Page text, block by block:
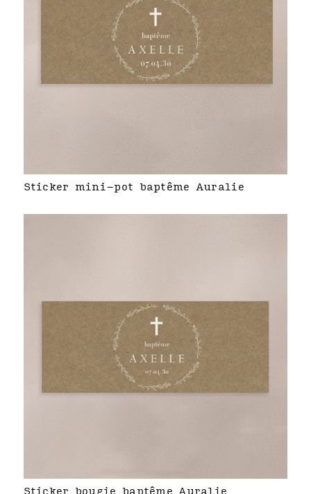
Sticker mini-pot baptême Auralie